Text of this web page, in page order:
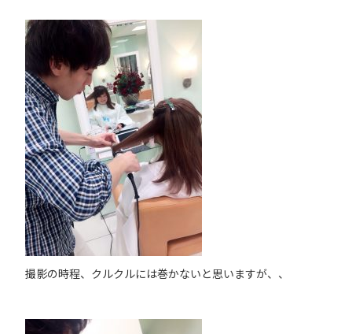
撮影の時程、クルクルには巻かないと思いますが、、